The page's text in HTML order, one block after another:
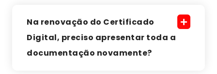
Na renovação do Certificado
Digital, preciso apresentar toda a
documentação novamente?